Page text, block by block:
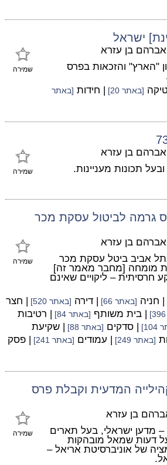
ישראל
שמירה
בן עזרא
"הארץ" והזכאות בפרס
[באתר 20] | חידות [באתר
שמירה
בן עזרא
גרמה לביטול עסקת מכר
שמירה
בן עזרא
אביב ביטל עסקת מכר
מומחה [מחבר מאמר זה]
חרסיתית – ליקויים שאינם
| חניה [באתר 66] | דירה [באתר 520] | חצר
| בית משותף [באתר 84] | רטיבות
| סדקים [באתר 88]
| שקיעת
[באתר 249] | עמודים [באתר 241]
| פסק
המדעית וקבלת פרס
שמירה
בן עזרא
– מדען ישראלי, בעל תארים
דעות שמאל מובהקות
של אוניברסיטת אריאל –